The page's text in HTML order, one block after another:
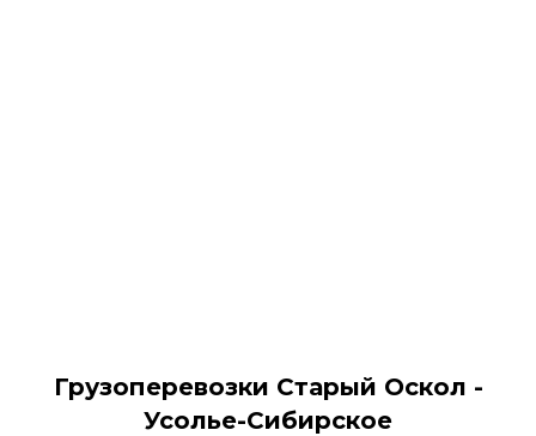
Грузоперевозки Старый Оскол -
Усолье-Сибирское